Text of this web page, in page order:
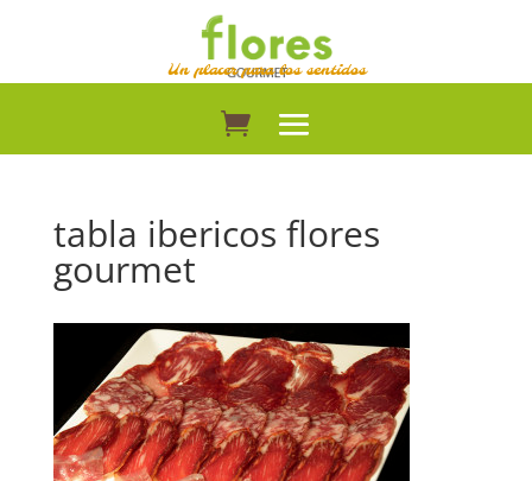
Un placer para los sentidos
tabla ibericos flores
gourmet